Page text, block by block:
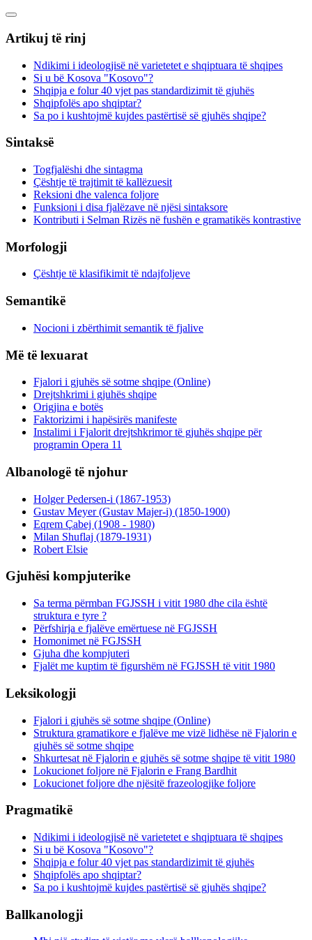
Artikuj të rinj
Ndikimi i ideologjisë në varietetet e shqiptuara të shqipes
Si u bë Kosova "Kosovo"?
Shqipja e folur 40 vjet pas standardizimit të gjuhës
Shqipfolës apo shqiptar?
Sa po i kushtojmë kujdes pastërtisë së gjuhës shqipe?
Sintaksë
Togfjalëshi dhe sintagma
Çështje të trajtimit të kallëzuesit
Reksioni dhe valenca foljore
Funksioni i disa fjalëzave në njësi sintaksore
Kontributi i Selman Rizës në fushën e gramatikës kontrastive
Morfologji
Çështje të klasifikimit të ndajfoljeve
Semantikë
Nocioni i zbërthimit semantik të fjalive
Më të lexuarat
Fjalori i gjuhës së sotme shqipe (Online)
Drejtshkrimi i gjuhës shqipe
Origjina e botës
Faktorizimi i hapësirës manifeste
Instalimi i Fjalorit drejtshkrimor të gjuhës shqipe për
programin Opera 11
Albanologë të njohur
Holger Pedersen-i (1867-1953)
Gustav Meyer (Gustav Majer-i) (1850-1900)
Eqrem Çabej (1908 - 1980)
Milan Shuflaj (1879-1931)
Robert Elsie
Gjuhësi kompjuterike
Sa terma përmban FGJSSH i vitit 1980 dhe cila është
struktura e tyre ?
Përfshirja e fjalëve emërtuese në FGJSSH
Homonimet në FGJSSH
Gjuha dhe kompjuteri
Fjalët me kuptim të figurshëm në FGJSSH të vitit 1980
Leksikologji
Fjalori i gjuhës së sotme shqipe (Online)
Struktura gramatikore e fjalëve me vizë lidhëse në Fjalorin e
gjuhës së sotme shqipe
Shkurtesat në Fjalorin e gjuhës së sotme shqipe të vitit 1980
Lokucionet foljore në Fjalorin e Frang Bardhit
Lokucionet foljore dhe njësitë frazeologjike foljore
Pragmatikë
Ndikimi i ideologjisë në varietetet e shqiptuara të shqipes
Si u bë Kosova "Kosovo"?
Shqipja e folur 40 vjet pas standardizimit të gjuhës
Shqipfolës apo shqiptar?
Sa po i kushtojmë kujdes pastërtisë së gjuhës shqipe?
Ballkanologji